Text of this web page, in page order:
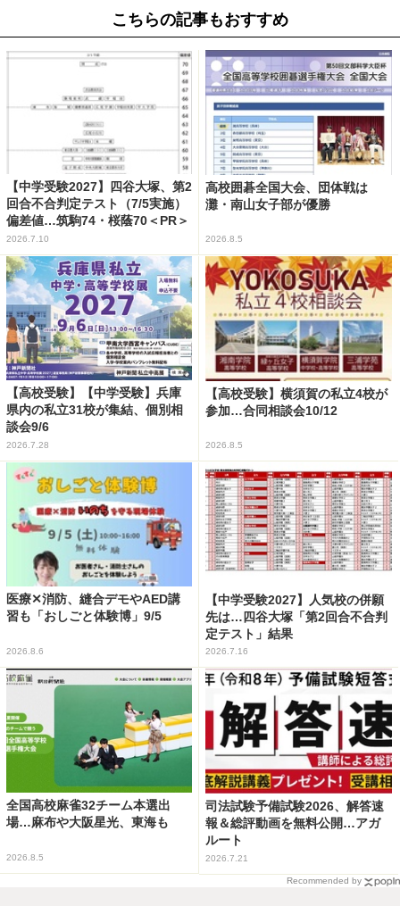
こちらの記事もおすすめ
【中学受験2027】四谷大塚、第2
回合不合判定テスト（7/5実施）
偏差値…筑駒74・桜蔭70＜PR＞
2026.7.10
高校囲碁全国大会、団体戦は
灘・南山女子部が優勝
2026.8.5
【高校受験】【中学受験】兵庫
県内の私立31校が集結、個別相
談会9/6
2026.7.28
【高校受験】横須賀の私立4校が
参加…合同相談会10/12
2026.8.5
医療✕消防、縫合デモやAED講
習も「おしごと体験博」9/5
2026.8.6
【中学受験2027】人気校の併願
先は…四谷大塚「第2回合不合判
定テスト」結果
2026.7.16
全国高校麻雀32チーム本選出
場…麻布や大阪星光、東海も
2026.8.5
司法試験予備試験2026、解答速
報＆総評動画を無料公開…アガ
ルート
2026.7.21
Recommended by